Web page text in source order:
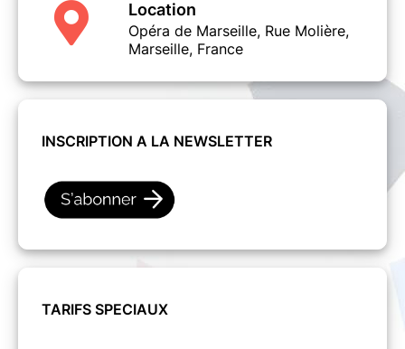
Location
Opéra de Marseille, Rue Molière,
Marseille, France
INSCRIPTION A LA NEWSLETTER
TARIFS SPECIAUX